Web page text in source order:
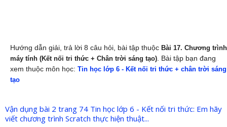
Hướng dẫn giải, trả lời 8 câu hỏi, bài tập thuộc Bài 17. Chương trình
máy tính (Kết nối tri thức + Chân trời sáng tạo) . Bài tập bạn đang
xem thuộc môn học: Tin học lớp 6 - Kết nối tri thức + chân trời sáng
tạo
Vận dụng bài 2 trang 74 Tin học lớp 6 - Kết nối tri thức: Em hãy
viết chương trình Scratch thực hiện thuật...